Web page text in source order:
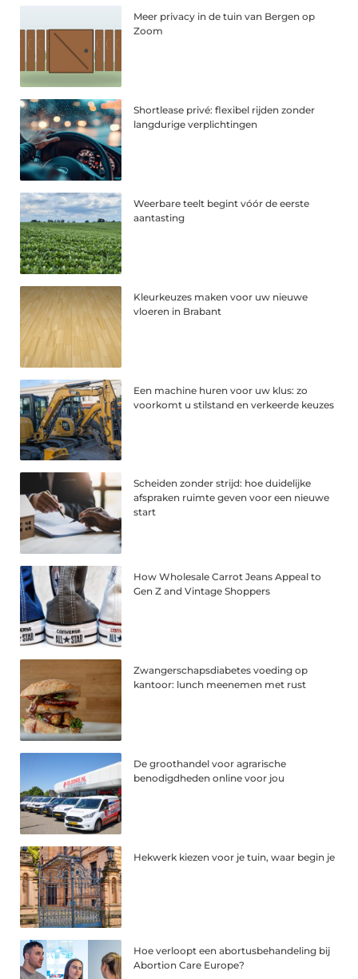
Meer privacy in de tuin van Bergen op
Zoom
Shortlease privé: flexibel rijden zonder
langdurige verplichtingen
Weerbare teelt begint vóór de eerste
aantasting
Kleurkeuzes maken voor uw nieuwe
vloeren in Brabant
Een machine huren voor uw klus: zo
voorkomt u stilstand en verkeerde keuzes
Scheiden zonder strijd: hoe duidelijke
afspraken ruimte geven voor een nieuwe
start
How Wholesale Carrot Jeans Appeal to
Gen Z and Vintage Shoppers
Zwangerschapsdiabetes voeding op
kantoor: lunch meenemen met rust
De groothandel voor agrarische
benodigdheden online voor jou
Hekwerk kiezen voor je tuin, waar begin je
Hoe verloopt een abortusbehandeling bij
Abortion Care Europe?